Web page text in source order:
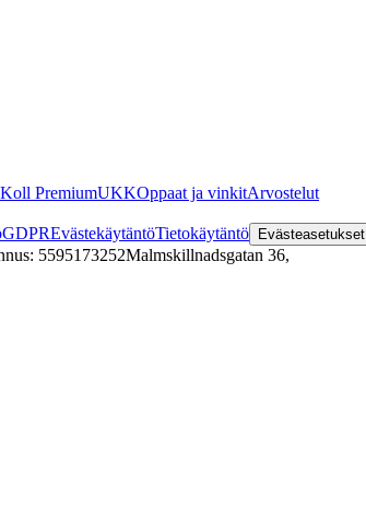
PremiumUKKOppaat ja vinkitArvostelut
GDPREvästekäytäntöTietokäytäntö Evästeasetukset
5595173252Malmskillnadsgatan 36,